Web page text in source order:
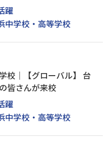
躍
中学校・高等学校
校｜【グローバル】 台
皆さんが来校
躍
中学校・高等学校